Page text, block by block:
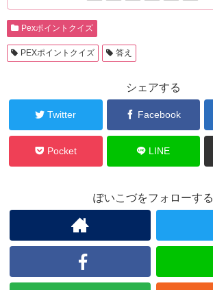
Pexポイントクイズ
PEXポイントクイズ 答え
シェアする
Twitter Facebook
Pocket LINE
ぽいこづをフォローする